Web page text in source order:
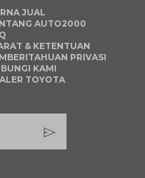
JUAL
AUTO2000
& KETENTUAN
PRIVASI
KAMI
TOYOTA